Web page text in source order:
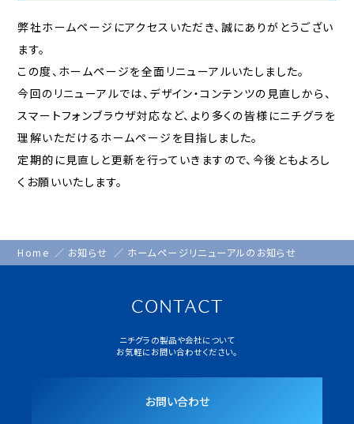
弊社ホームページにアクセスいただき、誠にありがとうござい
ます。
この度、ホームページを全面リニューアルいたしました。
今回のリニューアルでは、デザイン・コンテンツの見直しから、
スマートフォンブラウザ対応など、より多くの皆様にニチグラを
理解いただけるホームページを目指しました。
定期的に見直しと更新を行っていきますので、今後ともよろし
くお願いいたします。
Home お知らせ ホームページリニューアルのお知らせ
ニチグラの製品や会社について
お気軽にお問い合わせください。
お問い合わせ